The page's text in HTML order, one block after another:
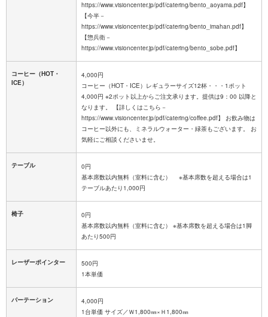
https://www.visioncenter.jp/pdf/catering/bento_aoyama.pdf】
【今半－
https://www.visioncenter.jp/pdf/catering/bento_imahan.pdf】
【惣兵衛－
https://www.visioncenter.jp/pdf/catering/bento_sobe.pdf】
コーヒー（HOT・
ICE）
4,000円
コーヒー（HOT・ICE）レギュラーサイズ12杯・・・1ポット
4,000円 ※2ポット以上からご注文承ります。提供は9：00 以降と
なります。 【詳しくはこちら－
https://www.visioncenter.jp/pdf/catering/coffee.pdf】 お飲み物は
コーヒー以外にも、ミネラルウォーター・緑茶もございます。 お
気軽にご相談くださいませ。
テーブル
0円
基本席数以内無料（室料に含む） ※基本席数を超える場合は1
テーブルあたり1,000円
椅子
0円
基本席数以内無料（室料に含む） ※基本席数を超える場合は1脚
あたり500円
レーザーポインター
500円
1本単価
パーテーション
4,000円
1台単価 サイズ／Ｗ1,800㎜×Ｈ1,800㎜